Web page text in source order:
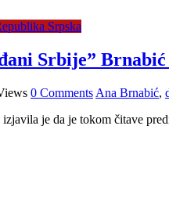
Srpska
Srbije”
0 Comments Ana Brnabić,
je da je tokom čitave